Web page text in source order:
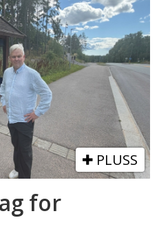
PLUSS
for